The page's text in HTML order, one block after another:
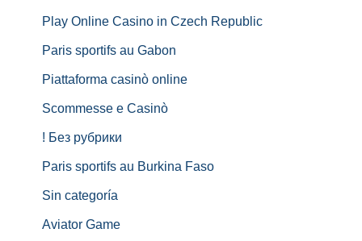
Play Online Casino in Czech Republic
Paris sportifs au Gabon
Piattaforma casinò online
Scommesse e Casinò
! Без рубрики
Paris sportifs au Burkina Faso
Sin categoría
Aviator Game